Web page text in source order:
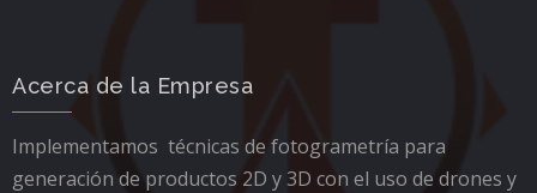
Acerca de la Empresa
Implementamos técnicas de fotogrametría para
generación de productos 2D y 3D con el uso de drones y